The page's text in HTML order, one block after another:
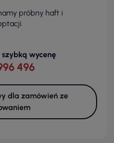
próbny haft i
wycenę
496
dla zamówień ze